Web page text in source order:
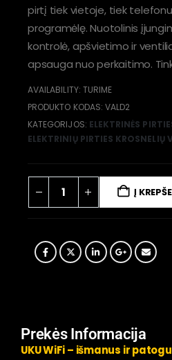
pirtį tiek vietoje, tiek telefonu
programėlę. Nuotolinis
kontrolė, apšvietimo ir
apsauga nuo perkaitimo.
AVAILABILITY: TURIME
PRODUKTO KODAS: VALD2
KATEGORIJOS: ELEKTRINĖS
ELEKTRINIŲ PIRTIES KROSNELIŲ
Į
Prekės Informacija
UKU WiFi – išmanus ir